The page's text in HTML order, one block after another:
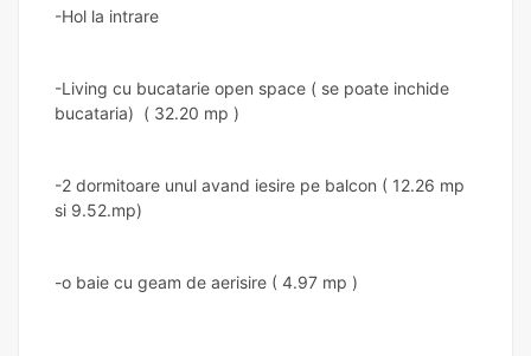
-Hol la intrare
-Living cu bucatarie open space ( se poate inchide
bucataria) ( 32.20 mp )
-2 dormitoare unul avand iesire pe balcon ( 12.26 mp
si 9.52.mp)
-o baie cu geam de aerisire ( 4.97 mp )